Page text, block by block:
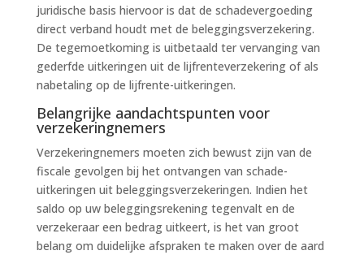
juridische basis hiervoor is dat de schadevergoeding
direct verband houdt met de beleggingsverzekering.
De tegemoetkoming is uitbetaald ter vervanging van
gederfde uitkeringen uit de lijfrenteverzekering of als
nabetaling op de lijfrente-uitkeringen.
Belangrijke aandachtspunten voor
verzekeringnemers
Verzekeringnemers moeten zich bewust zijn van de
fiscale gevolgen bij het ontvangen van schade-
uitkeringen uit beleggingsverzekeringen. Indien het
saldo op uw beleggingsrekening tegenvalt en de
verzekeraar een bedrag uitkeert, is het van groot
belang om duidelijke afspraken te maken over de aard